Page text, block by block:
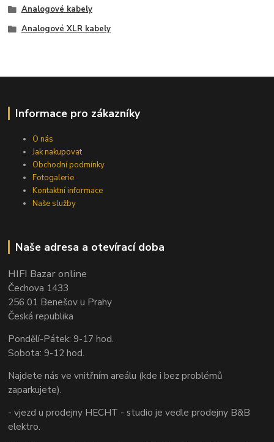
Analogové kabely
Analogové XLR kabely
Informace pro zákazníky
O nás
Jak nakupovat
Obchodní podmínky
Fotogalerie
Kontaktní informace
Naše služby
Naše adresa a otevírací doba
HIFI Bazar online
Čechova 1433
256 01 Benešov u Prahy
Česká republika
Pondělí-Pátek: 9-17 hod.
Sobota: 9-12 hod.
Najdete nás ve vnitřním areálu (kde i bez problémů
zaparkujete).
- vjezd u prodejny HECHT - studio je vedle prodejny B&B
elektro.